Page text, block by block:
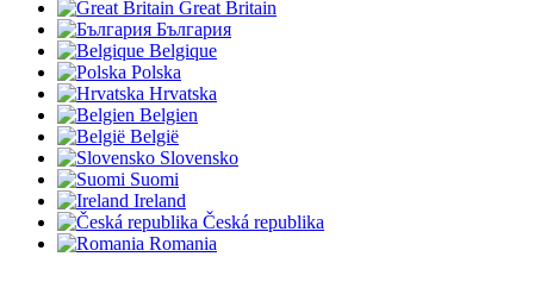
Great Britain
България
Belgique
Polska
Hrvatska
Belgien
België
Slovensko
Suomi
Ireland
Česká republika
Romania